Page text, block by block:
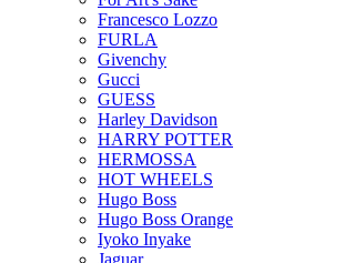
Francesco Lozzo
FURLA
Givenchy
Gucci
GUESS
Harley Davidson
HARRY POTTER
HERMOSSA
HOT WHEELS
Hugo Boss
Hugo Boss Orange
Iyoko Inyake
Jaguar